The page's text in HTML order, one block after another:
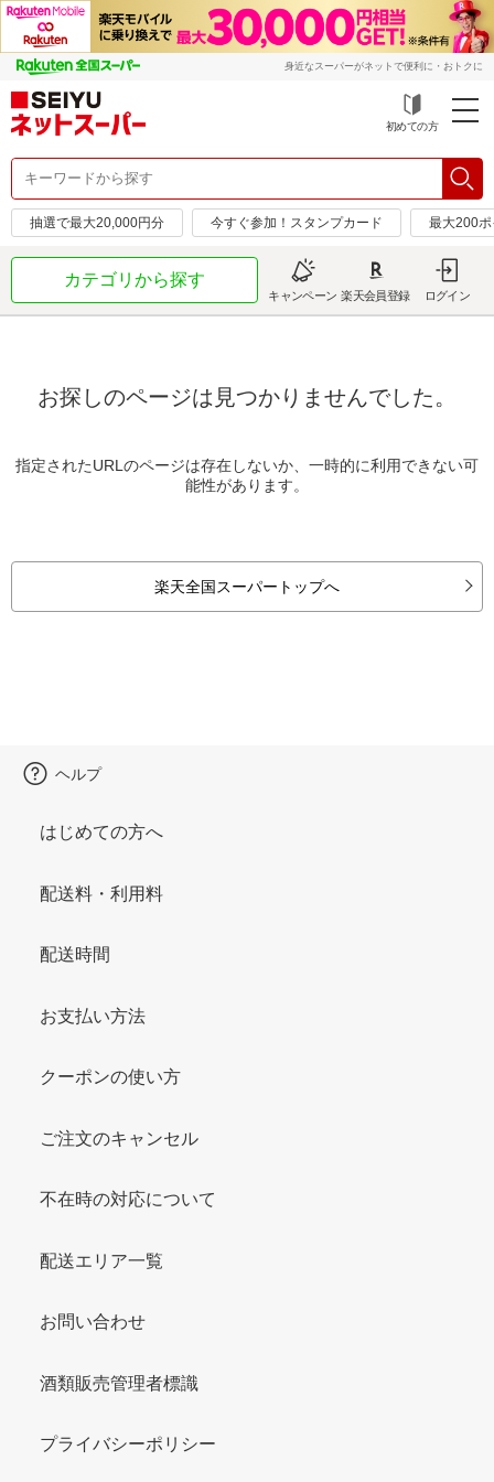
身近なスーパーがネットで便利に・おトクに
初めての方
抽選で最大20,000円分 今すぐ参加！スタンプカード 最大200
カテゴリから探す
キャンペーン 楽天会員登録 ログイン
お探しのページは見つかりませんでした。
指定されたURLのページは存在しないか、一時的に利用できない可
能性があります。
楽天全国スーパートップへ
ヘルプ
はじめての方へ
配送料・利用料
配送時間
お支払い方法
クーポンの使い方
ご注文のキャンセル
不在時の対応について
配送エリア一覧
お問い合わせ
酒類販売管理者標識
プライバシーポリシー